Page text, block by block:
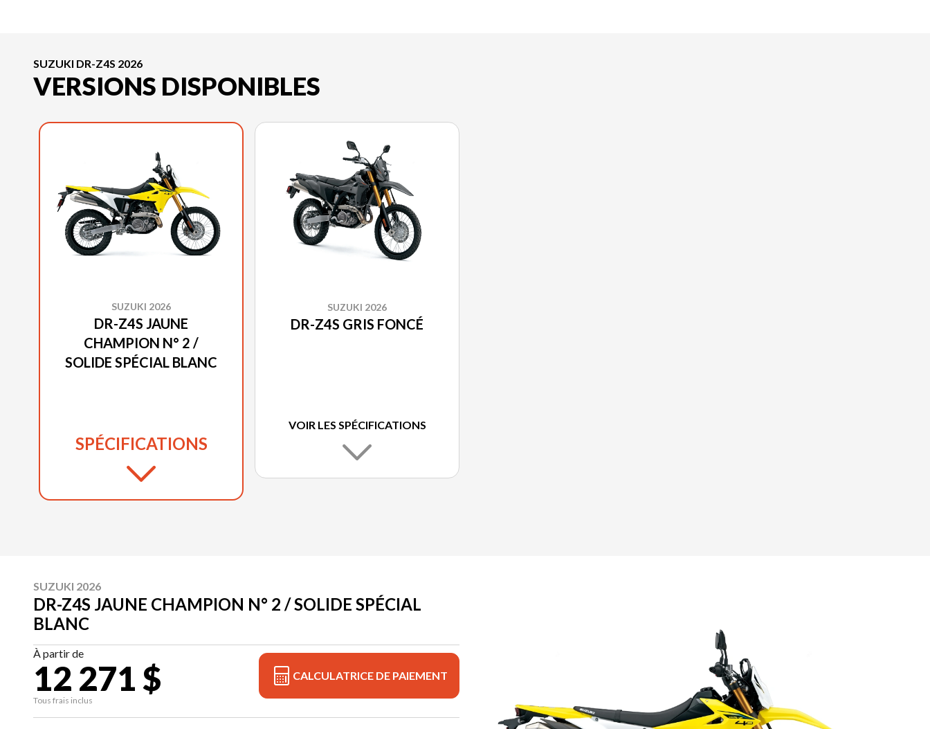
SUZUKI DR-Z4S 2026
VERSIONS DISPONIBLES
SUZUKI 2026
DR-Z4S JAUNE
CHAMPION N° 2 /
SOLIDE SPÉCIAL BLANC
SPÉCIFICATIONS
SUZUKI 2026
DR-Z4S GRIS FONCÉ
VOIR LES SPÉCIFICATIONS
SUZUKI 2026
DR-Z4S JAUNE CHAMPION N° 2 / SOLIDE SPÉCIAL
BLANC
À partir de
12 271 $
Tous frais inclus
CALCULATRICE DE PAIEMENT